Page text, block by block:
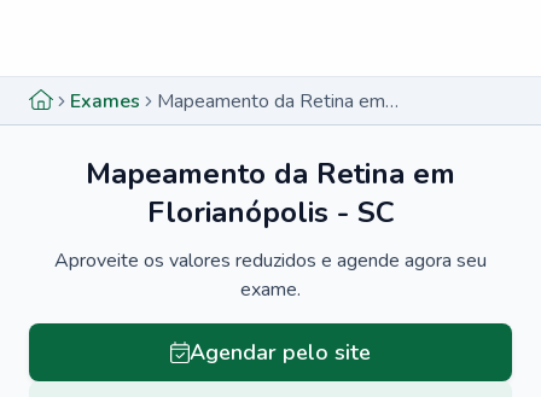
Exames Mapeamento da Retina em Florianópolis - SC
Mapeamento da Retina em
Florianópolis - SC
Aproveite os valores reduzidos e agende agora seu
exame.
Agendar pelo site